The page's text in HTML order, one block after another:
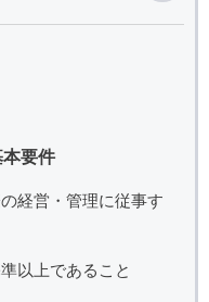
要件
経営・管理に従事す
以上であること